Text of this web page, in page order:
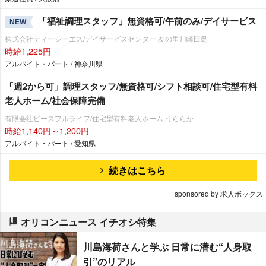
NEW 「福祉調理スタッフ」無資格可/午前のみ/デイサービス
株式会社ティーシーエス/デイサービスセンター 友の里川崎田島
時給1,225円
アルバイト・パート / 神奈川県
「週2から可」調理スタッフ/無資格可/シフト相談可/住宅型有料
老人ホーム/社会保障完備
有限会社ピースフルライフ/住宅型有料老人ホーム うららか
時給1,140円～1,200円
アルバイト・パート / 愛知県
続きはこちら
sponsored by 求人ボックス
オリコンニュース イチオシ特集
川島海荷さんと学ぶ 日常に潜む“人身取
引”のリアル